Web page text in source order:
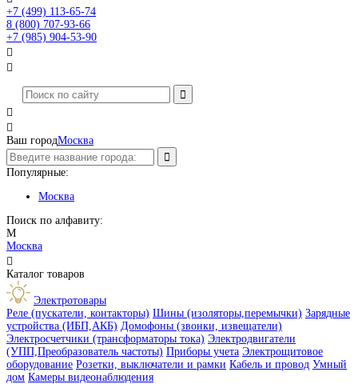
+7 (499) 113-65-74
8 (800) 707-93-66
+7 (985) 904-53-90




Ваш городМосква
Популярные:
Москва
Поиск по алфавиту:
М
Москва

Каталог товаров
Электротовары
Реле (пускатели, контакторы) Шины (изоляторы,перемычки) Зарядные
устройства (ИБП,АКБ) Домофоны (звонки, извещатели)
Электросчетчики (трансформаторы тока) Электродвигатели
(УПП,Преобразователь частоты) Приборы учета Электрощитовое
оборудование Розетки, выключатели и рамки Кабель и провод Умный
дом Камеры видеонаблюдения